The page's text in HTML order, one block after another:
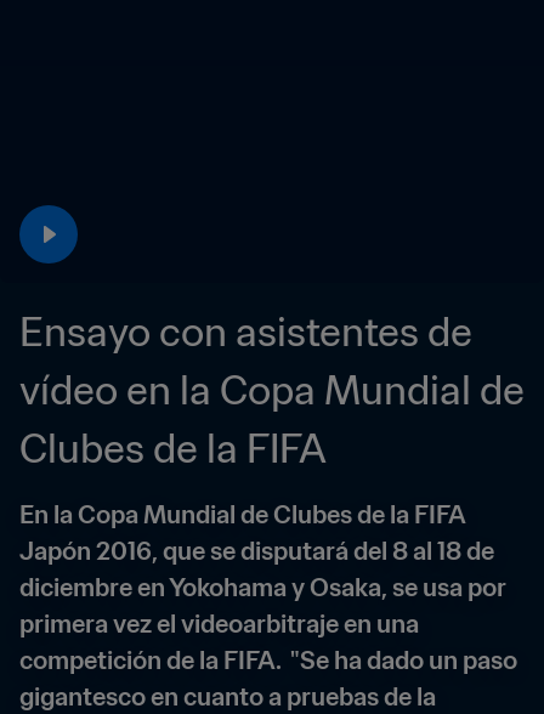
Ensayo con asistentes de
vídeo en la Copa Mundial de
Clubes de la FIFA
En la Copa Mundial de Clubes de la FIFA
Japón 2016, que se disputará del 8 al 18 de
diciembre en Yokohama y Osaka, se usa por
primera vez el videoarbitraje en una
competición de la FIFA.  "Se ha dado un paso
gigantesco en cuanto a pruebas de la